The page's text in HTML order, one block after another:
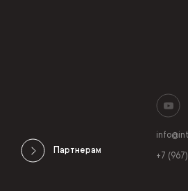
Партнерам
+7